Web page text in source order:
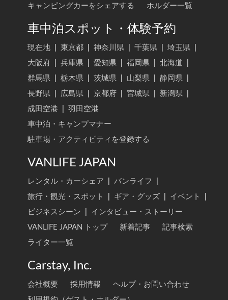
キャンピングカーをシェアする
ホルダー一覧
車中泊スポット・体験予約
現在地 東京都 神奈川県 千葉県 埼玉県
大阪府
兵庫県 愛知県 福岡県 北海道
群馬県
栃木県 茨城県 山梨県 静岡県
長野県
広島県 京都府 宮城県 新潟県
成田空港
羽田空港
車中泊・キャンプマナー
駐車場・アクティビティを登録する
VANLIFE JAPAN
レンタル・カーシェア バンライフ
旅行・観光・スポット
ギア・グッズ イベント
ビジネスシーン
インタビュー・ストーリー
VANLIFE JAPAN トップ
新着記事
記事検索
ライター一覧
Carstay, Inc.
会社概要 採用情報
ヘルプ・お問い合わせ